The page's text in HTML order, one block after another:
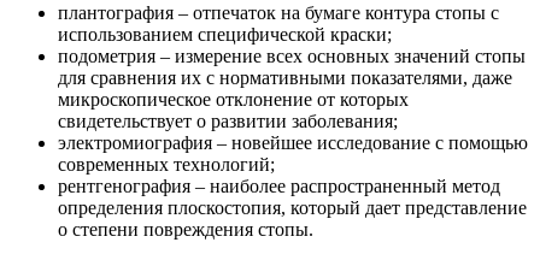
плантография – отпечаток на бумаге контура стопы с
использованием специфической краски;
подометрия – измерение всех основных значений стопы
для сравнения их с нормативными показателями, даже
микроскопическое отклонение от которых
свидетельствует о развитии заболевания;
электромиография – новейшее исследование с помощью
современных технологий;
рентгенография – наиболее распространенный метод
определения плоскостопия, который дает представление
о степени повреждения стопы.